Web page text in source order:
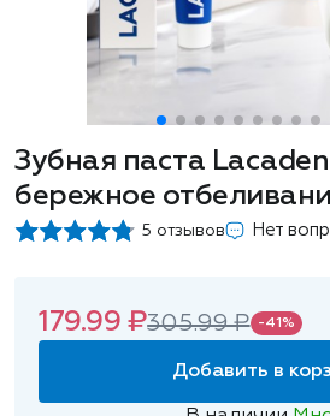
Зубная паста
бережное
5 отзывов Нет
179.99 ₽305.99 ₽ -41%
Добавить в